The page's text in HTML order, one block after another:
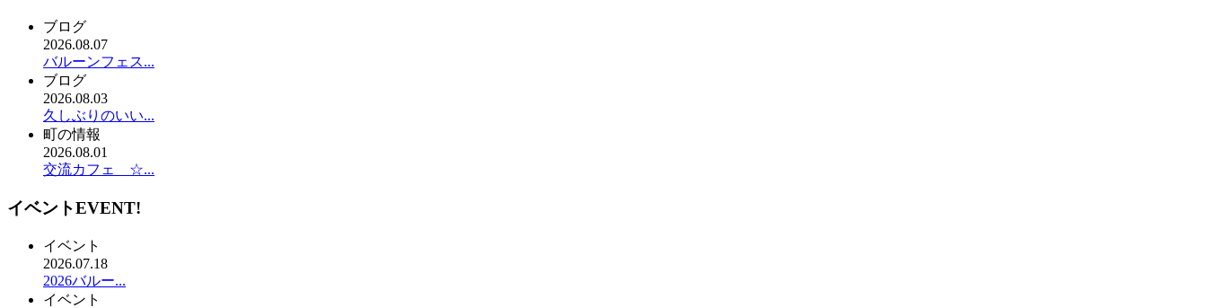
ブログ
2026.08.07
バルーンフェス...
ブログ
2026.08.03
久しぶりのいい...
町の情報
2026.08.01
交流カフェ ☆...
イベントEVENT!
イベント
2026.07.18
2026バルー...
イベント